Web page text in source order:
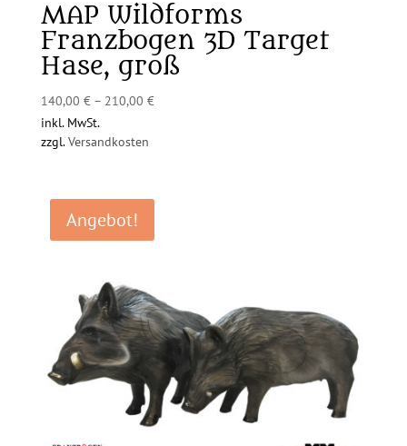
MAP Wildforms
Franzbogen 3D Target
Hase, groß
140,00 €– 210,00 €
inkl. MwSt.
zzgl.Versandkosten
Angebot!